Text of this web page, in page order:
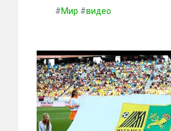
#Мир #видео